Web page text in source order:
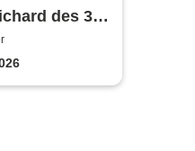
des 3.